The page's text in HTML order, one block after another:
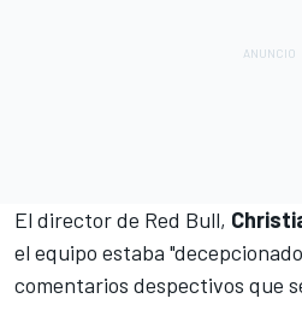
El director de Red Bull,
el equipo estaba
comentarios despectivos que